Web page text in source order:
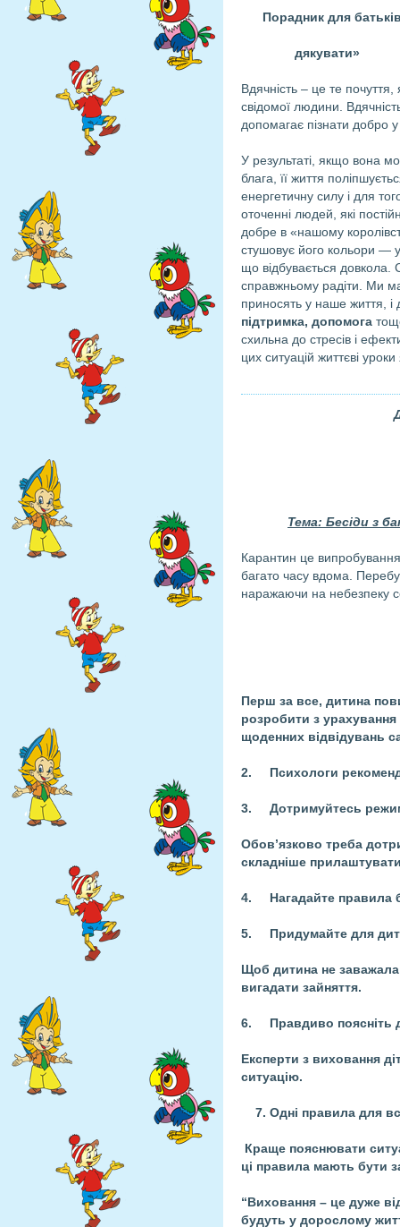
Порадник для
дякувати»
Вдячність – це те
свідомої людини.
допомагає пізнати добро
У результаті, якщо вона
блага, її життя
енергетичну силу і для
оточенні людей, які
добре в «нашому
стушовує його кольори —
що відбувається довкола.
справжньому радіти. Ми
приносять у наше життя,
підтримка, допомога
схильна до стресів і
цих ситуацій життєві
Тема: Бесіди з
Карантин це
багато часу вдома.
наражаючи на небезпеку
Перш за все, дитина
розробити з
щоденних відвідувань
2. Психологи
3. Дотримуйтесь
Обов’язково треба
складніше
4. Нагадайте правила
5. Придумайте для
Щоб дитина не
вигадати зайняття.
6. Правдиво поясніть
Експерти з виховання
ситуацію.
7. Одні правила для
Краще пояснювати
ці правила мають бути
“Виховання – це дуже
будуть у дорослому